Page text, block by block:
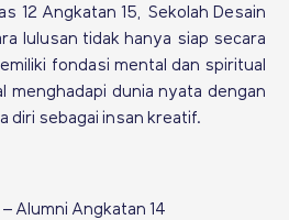
12 Angkatan 15, Sekolah Desain
lulusan tidak hanya siap secara
fondasi mental dan spiritual
menghadapi dunia nyata dengan
diri sebagai insan kreatif.
Alumni Angkatan 14